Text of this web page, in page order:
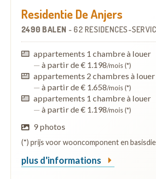
Residentie De Anjers
2490 BALEN - 62 RÉSIDENCES-
appartements 1 chambre à louer
— à partir de € 1.198/mois (*)
appartements 2 chambres à louer
— à partir de € 1.658/mois (*)
appartements 1 chambre à louer
— à partir de € 1.198/mois (*)
9 photos
(*) prijs voor wooncomponent en
plus d'informations